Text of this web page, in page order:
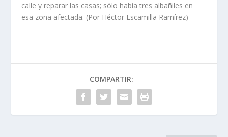
calle y reparar las casas; sólo había tres albañiles en
esa zona afectada. (Por Héctor Escamilla Ramírez)
COMPARTIR: